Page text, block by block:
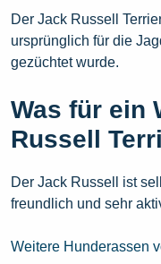
Der Jack Russell
ursprünglich für die
gezüchtet wurde.
Was für ein
Russell
Der Jack Russell ist
freundlich und sehr
Weitere Hunderassen